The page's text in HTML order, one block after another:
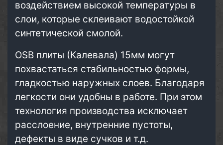
воздействием высокой температуры в
слои, которые склеивают водостойкой
синтетической смолой.
OSB плиты (Калевала) 15мм могут
похвастаться стабильностью формы,
гладкостью наружных слоев. Благодаря
легкости они удобны в работе. При этом
технология производства исключает
расслоение, внутренние пустоты,
дефекты в виде сучков и т.д.